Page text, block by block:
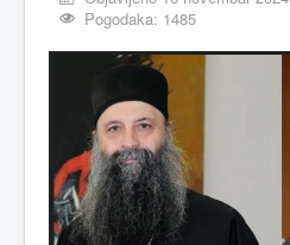
PISMA ČITALACA
IMPRESUM
Pogodaka: 1485